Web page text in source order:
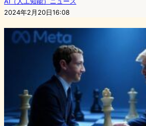
2024年2月20日16:08